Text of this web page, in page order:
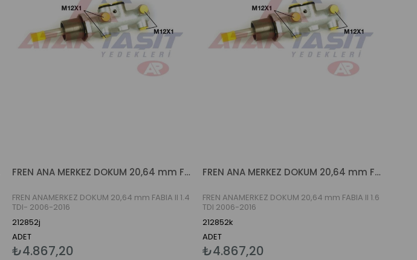
FREN ANA MERKEZ DOKUM 20,64 mm FABIA II 1.4 TDI- 2006-2015
FREN ANAMERKEZ DOKUM 20,64 mm FABIA II 1.4
TDI- 2006-2016
212852j
ADET
₺4.867,20
FREN ANA MERKEZ DOKUM 20,64 mm FABIA II 1.6 TDI 2006-2015
FREN ANAMERKEZ DOKUM 20,64 mm FABIA II 1.6
TDI 2006-2016
212852k
ADET
₺4.867,20